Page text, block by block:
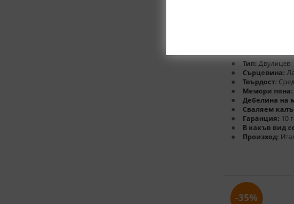
Тип: Двулицев
Сърцевина:
Твърдост:
Мемори пяна:
Дебелина на
Сваляем
Гаранция: 10
В какъв вид
Произход:
-35%